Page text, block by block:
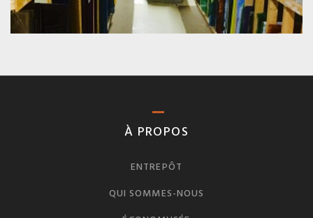
À PROPOS
ENTREPÔT
QUI SOMMES-NOUS